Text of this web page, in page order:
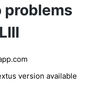
problems
version available